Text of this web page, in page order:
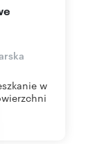
w